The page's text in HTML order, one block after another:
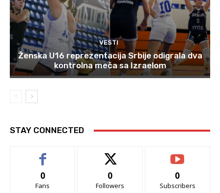
VESTI
Ženska U16 reprezentacija Srbije odigrala dva
kontrolna meča sa Izraelom
STAY CONNECTED
0
Fans
0
Followers
0
Subscribers